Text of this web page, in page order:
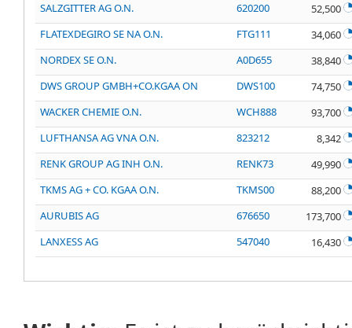
SALZGITTER AG O.N.
620200
52,500
FLATEXDEGIRO SE NA O.N.
FTG111
34,060
NORDEX SE O.N.
A0D655
38,840
DWS GROUP GMBH+CO.KGAA ON
DWS100
74,750
WACKER CHEMIE O.N.
WCH888
93,700
LUFTHANSA AG VNA O.N.
823212
8,342
RENK GROUP AG INH O.N.
RENK73
49,990
TKMS AG + CO. KGAA O.N.
TKMS00
88,200
AURUBIS AG
676650
173,700
LANXESS AG
547040 16,430